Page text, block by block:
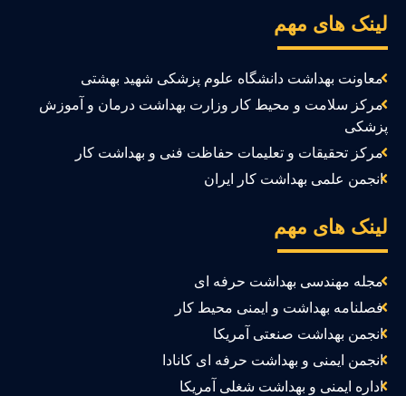
های مهم
معاونت بهداشت دانشگاه علوم پزشکی شهید بهشتی
مرکز سلامت و محیط کار وزارت بهداشت درمان و آموزش
مرکز تحقیقات و تعلیمات حفاظت فنی و بهداشت کار
انجمن علمی بهداشت کار ایران
های مهم
مجله مهندسی بهداشت حرفه ای
فصلنامه بهداشت و ایمنی محیط کار
انجمن بهداشت صنعتی آمریکا
انجمن ایمنی و بهداشت حرفه ای کانادا
اداره ایمنی و بهداشت شغلی آمریکا